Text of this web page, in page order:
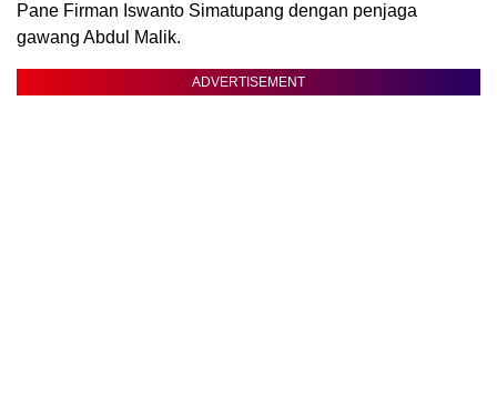
Pane Firman Iswanto Simatupang dengan penjaga
gawang Abdul Malik.
ADVERTISEMENT